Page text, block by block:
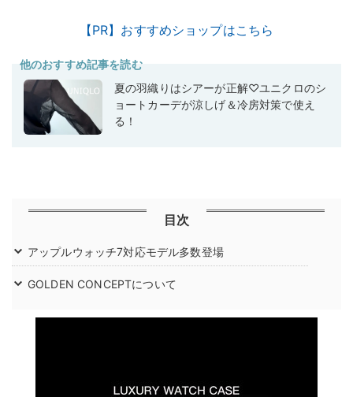
【PR】おすすめショップはこちら
他のおすすめ記事を読む
夏の羽織りはシアーが正解♡ユニクロのシ
ョートカーデが涼しげ＆冷房対策で使え
る！
目次
アップルウォッチ7対応モデル多数登場
GOLDEN CONCEPTについて